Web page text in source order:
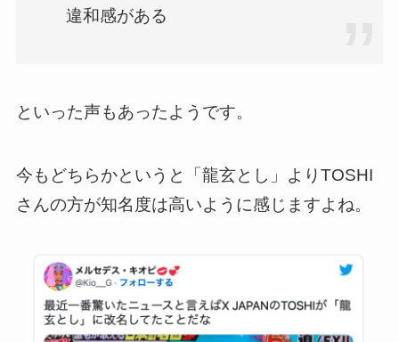
違和感がある
といった声もあったようです。
今もどちらかというと「龍玄とし」よりTOSHI
さんの方が知名度は高いように感じますよね。